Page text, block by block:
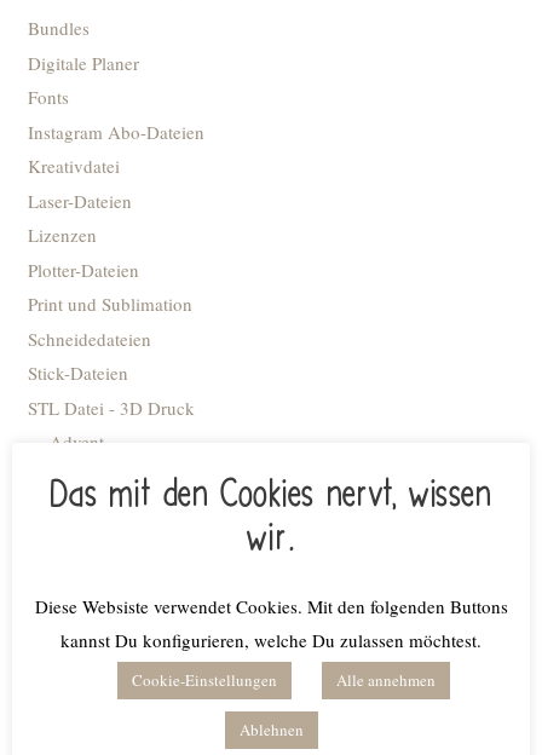
Bundles
Digitale Planer
Fonts
Instagram Abo-Dateien
Kreativdatei
Laser-Dateien
Lizenzen
Plotter-Dateien
Print und Sublimation
Schneidedateien
Stick-Dateien
STL Datei - 3D Druck
Advent
Anhänger
Blumiges
Deko-Flaschenöffner
Deko-Ringe
Deko-Tellerchen
Das mit den Cookies nervt, wissen
wir.
Diese Websiste verwendet Cookies. Mit den folgenden Buttons
kannst Du konfigurieren, welche Du zulassen möchtest.
Cookie-Einstellungen Alle annehmen
Ablehnen